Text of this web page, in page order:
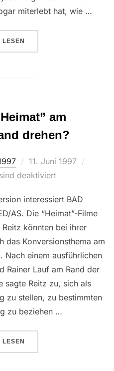
miterlebt hat, wie …
ÜBER “REITZ KEIN REIZ”
LESEN
am
drehen?
Veröffentlicht
am
11. Juni 1997
deaktiviert
interessiert BAD
AS. Die “Heimat”-Filme
könnten bei ihrer
das Konversionsthema am
Nach einem ausführlichen
Rainer Lauf am Rand der
sagte Reitz zu, sich als
zu stellen, zu bestimmten
zu beziehen …
ÜBER “DIE “DRITTE HEIMAT”
LESEN